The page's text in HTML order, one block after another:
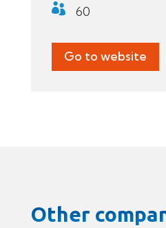
 60
Go to website
Other